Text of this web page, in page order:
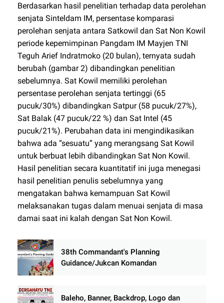
Berdasarkan hasil penelitian terhadap data perolehan
senjata Sinteldam IM, persentase komparasi
perolehan senjata antara Satkowil dan Sat Non Kowil
periode kepemimpinan Pangdam IM Mayjen TNI
Teguh Arief Indratmoko (20 bulan), ternyata sudah
berubah (gambar 2) dibandingkan penelitian
sebelumnya. Sat Kowil memiliki perolehan
persentase perolehan senjata tertinggi (65
pucuk/30%) dibandingkan Satpur (58 pucuk/27%),
Sat Balak (47 pucuk/22 %) dan Sat Intel (45
pucuk/21%). Perubahan data ini mengindikasikan
bahwa ada “sesuatu” yang merangsang Sat Kowil
untuk berbuat lebih dibandingkan Sat Non Kowil.
Hasil penelitian secara kuantitatif ini juga menegasi
hasil penelitian penulis sebelumnya yang
mengatakan bahwa kemampuan Sat Kowil
melaksanakan tugas dalam menuai senjata di masa
damai saat ini kalah dengan Sat Non Kowil.
38th Commandant's Planning
Guidance/Jukcan Komandan
Baleho, Banner, Backdrop, Logo dan